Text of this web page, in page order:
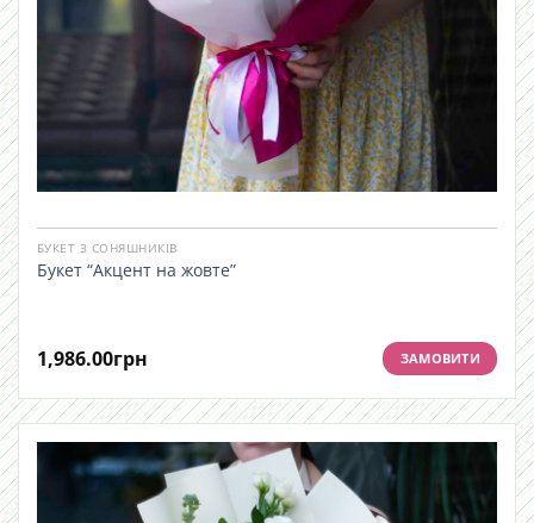
БУКЕТ З СОНЯШНИКІВ
Букет “Акцент на жовте”
1,986.00грн ЗАМОВИТИ